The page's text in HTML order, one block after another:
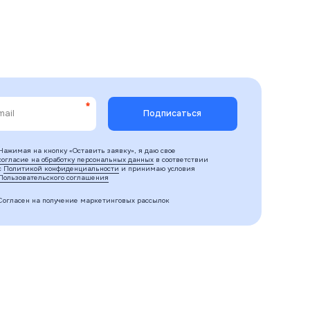
на кнопку «Оставить заявку», я даю свое
на обработку персональных данныхв соответствии
Политикой конфиденциальности и принимаю условия
соглашения
на получение маркетинговых рассылок